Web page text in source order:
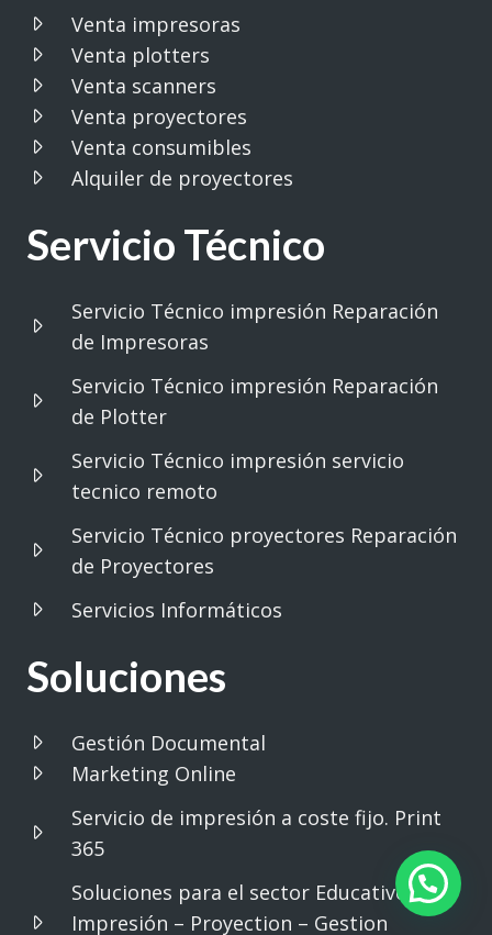
Venta impresoras
Venta plotters
Venta scanners
Venta proyectores
Venta consumibles
Alquiler de proyectores
Servicio Técnico
Servicio Técnico impresión Reparación
de Impresoras
Servicio Técnico impresión Reparación
de Plotter
Servicio Técnico impresión servicio
tecnico remoto
Servicio Técnico proyectores Reparación
de Proyectores
Servicios Informáticos
Soluciones
Gestión Documental
Marketing Online
Servicio de impresión a coste fijo. Print
365
Soluciones para el sector Educativo.
Impresión – Proyection – Gestion